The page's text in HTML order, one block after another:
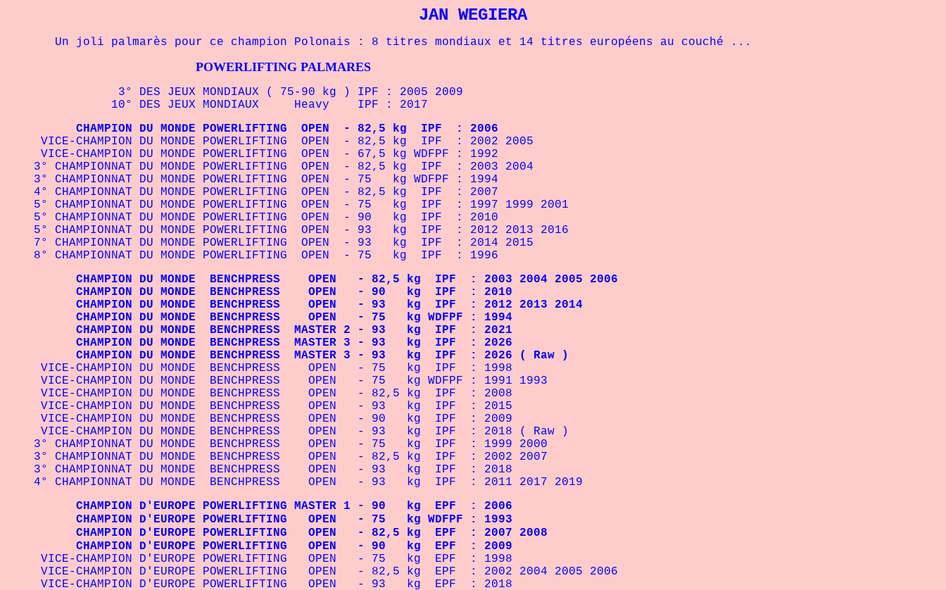
JAN WEGIERA
Un joli palmarès pour ce champion Polonais : 8 titres mondiaux et 14 titres européens au couché ...
POWERLIFTING PALMARES
3° DES JEUX MONDIAUX ( 75-90 kg ) IPF
: 2005 2009
10° DES JEUX MONDIAUX Heavy IPF : 2017
CHAMPION DU MONDE POWERLIFTING OPEN - 82,5 kg IPF : 2006
VICE-CHAMPION DU MONDE POWERLIFTING OPEN - 82,5 kg IPF : 2002 2005
VICE-CHAMPION DU MONDE POWERLIFTING OPEN - 67,5 kg WDFPF : 1992
3° CHAMPIONNAT DU MONDE POWERLIFTING OPEN - 82,5 kg IPF : 2003 2004
3° CHAMPIONNAT DU MONDE POWERLIFTING OPEN - 75 kg WDFPF : 1994
4° CHAMPIONNAT DU MONDE POWERLIFTING OPEN - 82,5 kg IPF : 2007
5° CHAMPIONNAT DU MONDE POWERLIFTING OPEN - 75 kg IPF : 1997 1999 2001
5° CHAMPIONNAT DU MONDE POWERLIFTING OPEN - 90 kg IPF : 2010
5° CHAMPIONNAT DU MONDE POWERLIFTING OPEN - 93 kg IPF : 2012 2013 2016
7° CHAMPIONNAT DU MONDE POWERLIFTING OPEN - 93 kg IPF : 2014 2015
8° CHAMPIONNAT DU MONDE POWERLIFTING OPEN - 75 kg IPF : 1996
CHAMPION DU MONDE BENCHPRESS OPEN - 82,5 kg IPF : 2003 2004 2005 2006
CHAMPION DU MONDE BENCHPRESS OPEN - 90 kg IPF : 2010
CHAMPION DU MONDE BENCHPRESS OPEN - 93 kg IPF : 2012 2013 2014
CHAMPION DU MONDE BENCHPRESS OPEN - 75 kg WDFPF : 1994
CHAMPION DU MONDE BENCHPRESS MASTER 2 - 93 kg IPF : 2021
CHAMPION DU MONDE BENCHPRESS MASTER 3 - 93 kg IPF : 2026
CHAMPION DU MONDE BENCHPRESS MASTER 3 - 93 kg IPF : 2026 ( Raw )
VICE-CHAMPION DU MONDE BENCHPRESS OPEN - 75 kg IPF : 1998
VICE-CHAMPION DU MONDE BENCHPRESS OPEN - 75 kg WDFPF : 1991 1993
VICE-CHAMPION DU MONDE BENCHPRESS OPEN - 82,5 kg IPF : 2008
VICE-CHAMPION DU MONDE BENCHPRESS OPEN - 93 kg IPF : 2015
VICE-CHAMPION DU MONDE BENCHPRESS OPEN - 90 kg IPF : 2009
VICE-CHAMPION DU MONDE BENCHPRESS OPEN - 93 kg IPF : 2018 ( Raw )
3° CHAMPIONNAT DU MONDE BENCHPRESS OPEN - 75 kg IPF : 1999 2000
3° CHAMPIONNAT DU MONDE BENCHPRESS OPEN - 82,5 kg IPF : 2002 2007
3° CHAMPIONNAT DU MONDE BENCHPRESS OPEN - 93 kg IPF : 2018
4° CHAMPIONNAT DU MONDE BENCHPRESS OPEN - 93 kg IPF : 2011 2017 2019
CHAMPION D'EUROPE POWERLIFTING MASTER 1 - 90 kg EPF : 2006
CHAMPION D'EUROPE POWERLIFTING OPEN - 75 kg WDFPF : 1993
CHAMPION D'EUROPE POWERLIFTING OPEN - 82,5 kg EPF : 2007 2008
CHAMPION D'EUROPE POWERLIFTING OPEN - 90 kg EPF : 2009
VICE-CHAMPION D'EUROPE POWERLIFTING OPEN - 75 kg EPF : 1998
VICE-CHAMPION D'EUROPE POWERLIFTING OPEN - 82,5 kg EPF : 2002 2004 2005 2006
VICE-CHAMPION D'EUROPE POWERLIFTING OPEN - 93 kg EPF : 2018